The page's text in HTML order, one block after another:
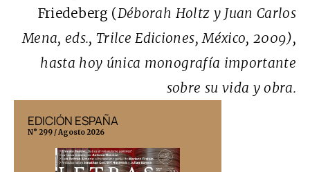
Friedeberg (Déborah Holtz y Juan Carlos
Mena, eds., Trilce Ediciones, México, 2009),
hasta hoy única monografía importante
sobre su vida y obra.
EDICIÓN ESPAÑA
N° 299 / Agosto 2026